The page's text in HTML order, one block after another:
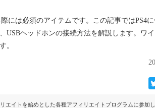
には必須のアイテムです。この記事ではPS4
USBヘッドホンの接続方法を解説します。ワ
。
エイトを始めとした各種アフィリエイトプログラムに参加